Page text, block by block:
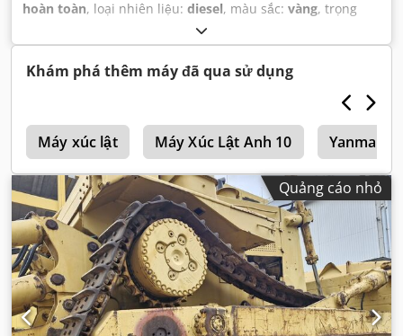
hoàn toàn, loại nhiên liệu: diesel, màu sắc: vàng, trọng
, số chỗ ngồi:
1994, số máy/phương tiện:8CJ01246, Thiết bị:cabin,
Khám phá thêm máy đã qua sử dụng
Máy xúc lật Máy Xúc Lật Anh 10 Yanmar
Quảng cáo nhỏ